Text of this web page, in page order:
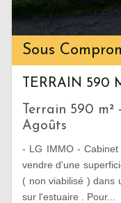
Sous
TERRAIN 590
Terrain 590
Agoûts
- LG IMMO - Cabinet
vendre d'une
( non viabilisé ) dans
sur l'estuaire . Pour...